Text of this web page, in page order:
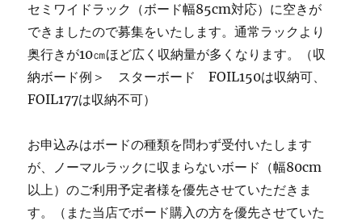
セミワイドラック（ボード幅85cm対応）に空きが
できましたので募集をいたします。通常ラックより
奥行きが10㎝ほど広く収納量が多くなります。（収
納ボード例＞ スターボード FOIL150は収納可、
FOIL177は収納不可）
お申込みはボードの種類を問わず受付いたします
が、ノーマルラックに収まらないボード（幅80cm
以上）のご利用予定者様を優先させていただきま
す。（また当店でボード購入の方を優先させていた